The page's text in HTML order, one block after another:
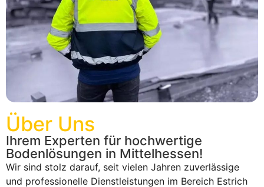
Über Uns
Ihrem Experten für hochwertige
Bodenlösungen in Mittelhessen!
Wir sind stolz darauf, seit vielen Jahren zuverlässige
und professionelle Dienstleistungen im Bereich Estrich